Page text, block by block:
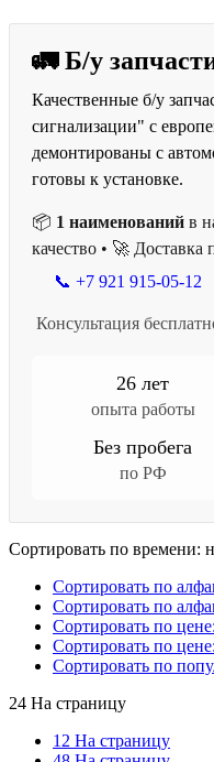
🚛 Б/у
Качественные б/у
сигнализации" с
демонтированы с
готовы к установке.
📦 1 наименований в
качество • 🚀 Доставка
📞 +7 921 915-05-12
Консультация
26 лет
опыта работы
Без пробега
по РФ
Сортировать по времени:
Сортировать по
Сортировать по
Сортировать по
Сортировать по
Сортировать по
24 На страницу
12 На страницу